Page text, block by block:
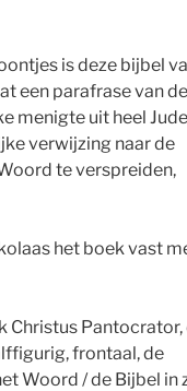
is deze bijbel
een parafrase van de
menigte uit heel
verwijzing naar de
te verspreiden,
het boek vast
Christus Pantocrator,
frontaal, de
Woord / de Bijbel in